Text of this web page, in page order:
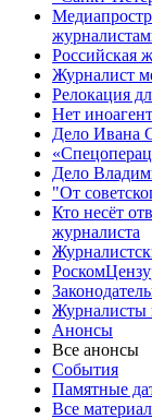
Российская
Журналист
Релокация
Нет
Дело Ивана
Дело
"От
Кто несёт
журналиста
Журналисты
Анонсы
Все анонсы
События
Памятные
Все